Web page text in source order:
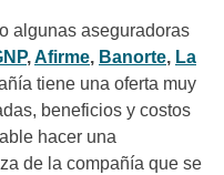
algunas aseguradoras
,Afirme, Banorte, La
tiene una oferta muy
beneficios y costos
hacer una
de la compañía que se